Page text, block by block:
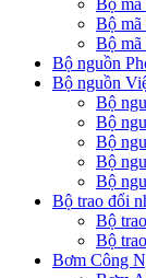
Bộ mã
Bộ mã
Bộ mã
Bộ nguồn
Bộ nguồn
Bộ
Bộ
Bộ
Bộ
Bộ
Bộ trao đổi
Bộ
Bộ
Bơm Công